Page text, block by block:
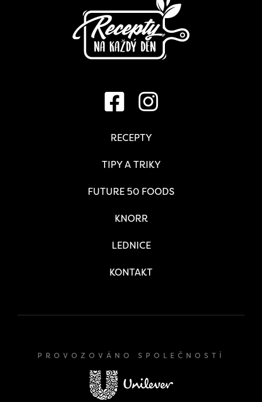
RECEPTY
TIPY A TRIKY
FUTURE 50 FOODS
KNORR
LEDNICE
KONTAKT
PROVOZOVÁNO SPOLEČNOSTÍ